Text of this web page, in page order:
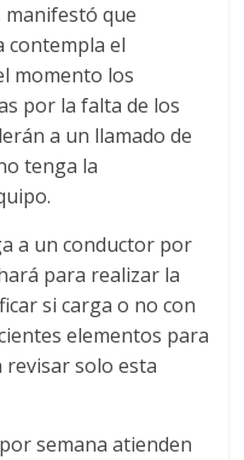
manifestó que
contempla el
momento los
por la falta de los
a un llamado de
tenga la
a un conductor por
para realizar la
si carga o no con
elementos para
solo esta
semana atienden